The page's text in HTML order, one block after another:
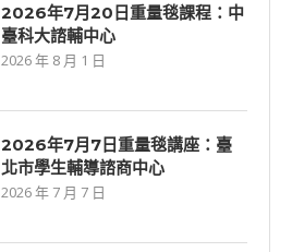
2026年7月20日重量毯課程：中
臺科大諮輔中心
2026 年 8 月 1 日
2026年7⽉7⽇重量毯講座：臺
北市學生輔導諮商中心
2026 年 7 月 7 日